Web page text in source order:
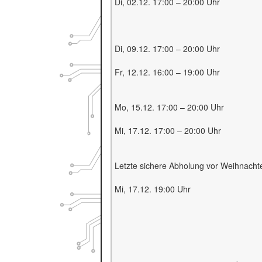
Di, 09.12. 17:00 – 20:00 Uhr
Fr, 12.12. 16:00 – 19:00 Uhr
Mo, 15.12. 17:00 – 20:00 Uhr
Mi, 17.12. 17:00 – 20:00 Uhr
Letzte sichere Abholung vor
Mi, 17.12. 19:00 Uhr